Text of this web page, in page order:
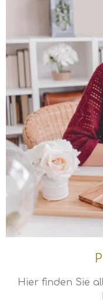
Hier finden Sie